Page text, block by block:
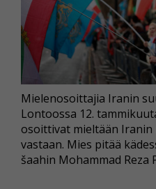
Mielenosoittajia Iranin
Lontoossa 12.
osoittivat mieltään Iranin
vastaan. Mies pitää
šaahin Mohammad Reza